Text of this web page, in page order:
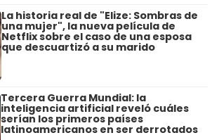
La historia real de "Elize: Sombras de
una mujer", la nueva película de
Netflix sobre el caso de una esposa
que descuartizó a su marido
Tercera Guerra Mundial: la
inteligencia artificial reveló cuáles
serían los primeros países
latinoamericanos en ser derrotados